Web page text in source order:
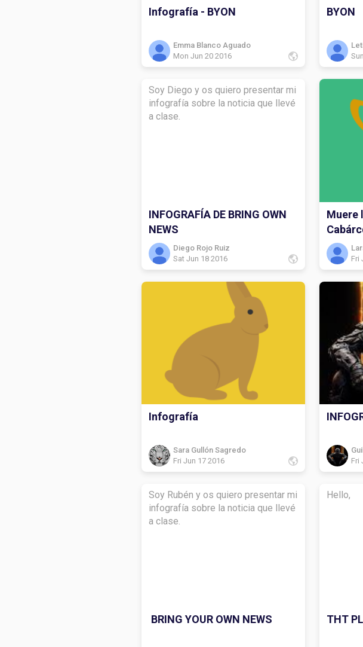
Infografía - BYON
Emma Blanco Aguado
Mon Jun 20 2016
BYON
Soy Diego y os quiero presentar mi
infografía sobre la noticia que llevé
a clase.
INFOGRAFÍA DE BRING OWN
NEWS
Diego Rojo Ruiz
Sat Jun 18 2016
Muere
Fri
Infografía
Sara Gullón Sagredo
Fri Jun 17 2016
Fri
Soy Rubén y os quiero presentar mi
infografía sobre la noticia que llevé
a clase.
BRING YOUR OWN NEWS
Hello,
THT